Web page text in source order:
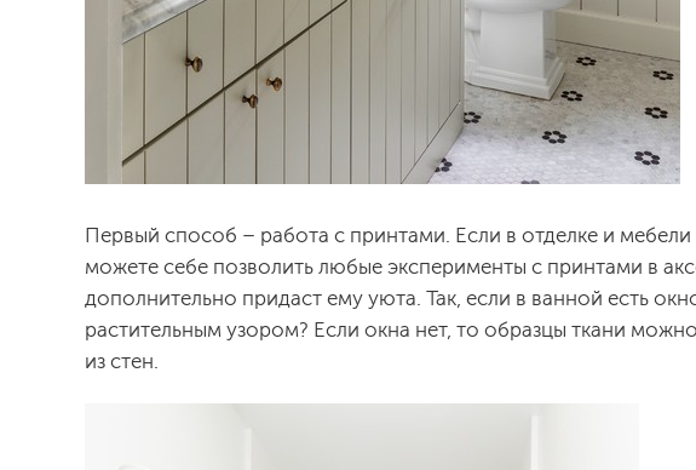
Первый способ – работа с принтами. Если в отделке и
можете себе позволить любые эксперименты с принтами в
дополнительно придаст ему уюта. Так, если в ванной есть
растительным узором? Если окна нет, то образцы ткани
из стен.